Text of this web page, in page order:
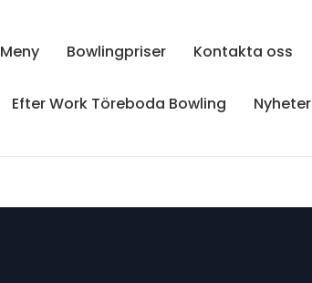
Meny Bowlingpriser Kontakta oss
Efter Work Töreboda Bowling Nyheter